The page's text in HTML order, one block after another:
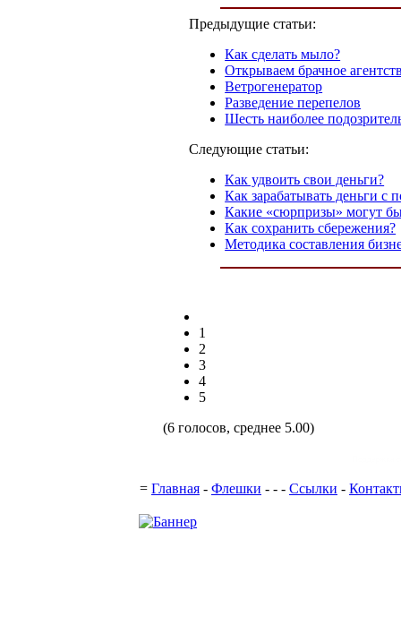
Предыдущие статьи:
Как сделать мыло?
Открываем брачное
Ветрогенератор
Разведение перепелов
Шесть наиболее
Следующие статьи:
Как удвоить свои деньги?
Как зарабатывать деньги с
Какие «сюрпризы» могут
Как сохранить сбережения?
Методика составления
1
2
3
4
5
(6 голосов, среднее 5.00)
= Главная - Флешки - - - Ссылки -